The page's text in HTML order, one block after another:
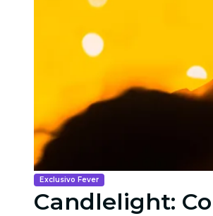
Exclusivo Fever
Candlelight: